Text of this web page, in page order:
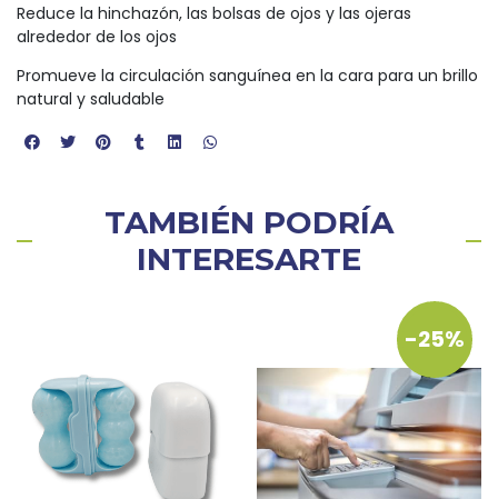
Reduce la hinchazón, las bolsas de ojos y las ojeras
alrededor de los ojos
Promueve la circulación sanguínea en la cara para un brillo
natural y saludable
TAMBIÉN PODRÍA
INTERESARTE
-25%